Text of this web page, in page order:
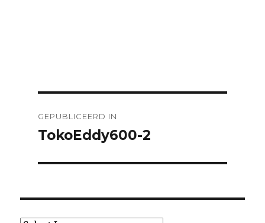
navigatie
GEPUBLICEERD IN
TokoEddy600-2